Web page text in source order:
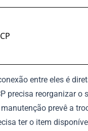
entre eles é
precisa reorganizar o
prevê a
ter o item